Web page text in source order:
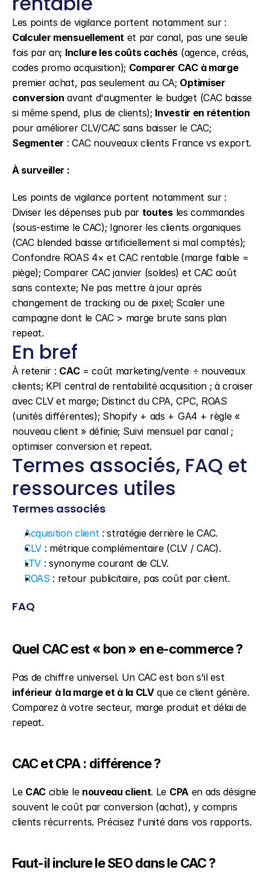
Calculer mensuellement et par canal, pas une seule
fois par an; Inclure les coûts cachés (agence, créas,
codes promo acquisition); Comparer CAC à marge
premier achat, pas seulement au CA; Optimiser
conversion avant d'augmenter le budget (CAC baisse
si même spend, plus de clients); Investir en rétention
Segmenter : CAC nouveaux clients France vs export.
À surveiller :
Les points de vigilance portent notamment sur :
Diviser les dépenses pub par toutes les commandes
(sous-estime le CAC); Ignorer les clients organiques
(CAC blended baisse artificiellement si mal comptés);
Confondre ROAS 4× et CAC rentable (marge faible =
piège); Comparer CAC janvier (soldes) et CAC août
sans contexte; Ne pas mettre à jour après
changement de tracking ou de pixel; Scaler une
campagne dont le CAC > marge brute sans plan
repeat.
En bref
À retenir : CAC = coût marketing/vente ÷ nouveaux
clients; KPI central de rentabilité acquisition ; à croiser
avec CLV et marge; Distinct du CPA, CPC, ROAS
(unités différentes); Shopify + ads + GA4 + règle «
nouveau client » définie; Suivi mensuel par canal ;
optimiser conversion et repeat.
Termes associés, FAQ et
ressources utiles
Termes associés
Acquisition client : stratégie derrière le CAC.
CLV : métrique complémentaire (CLV / CAC).
LTV : synonyme courant de CLV.
ROAS : retour publicitaire, pas coût par client.
FAQ
Quel CAC est « bon » en e-commerce ?
Pas de chiffre universel. Un CAC est bon s'il est
inférieur à la marge et à la CLV que ce client génère.
Comparez à votre secteur, marge produit et délai de
repeat.
CAC et CPA : différence ?
Le CAC cible le nouveau client. Le CPA en ads désigne
souvent le coût par conversion (achat), y compris
clients récurrents. Précisez l'unité dans vos rapports.
Faut-il inclure le SEO dans le CAC ?